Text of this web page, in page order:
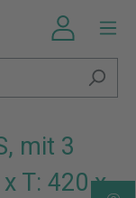
mit 3
T: 420 x